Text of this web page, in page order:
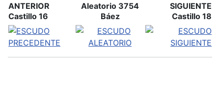
ANTERIOR
Castillo 16
Aleatorio 3754
Báez
SIGUIENTE
Castillo 18